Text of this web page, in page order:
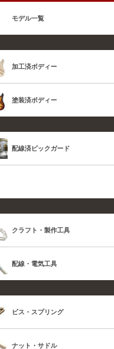
モデル一覧
加工済ボディー
塗装済ボディー
配線済ピックガード
クラフト・製作工具
配線・電気工具
ビス・スプリング
ナット・サドル